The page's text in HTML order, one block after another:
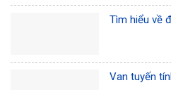
Tìm hiểu về
Van tuyến